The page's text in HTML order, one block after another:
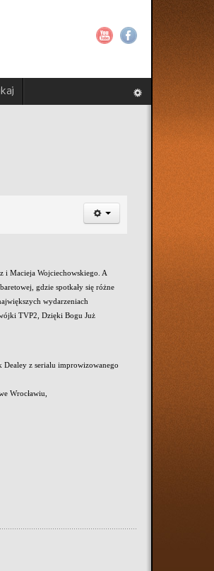
i Macieja Wojciechowskiego. A
gdzie spotkały się różne
wydarzeniach
TVP2, Dzięki Bogu Już
Dealey z serialuimprowizowanego
Wrocławiu,